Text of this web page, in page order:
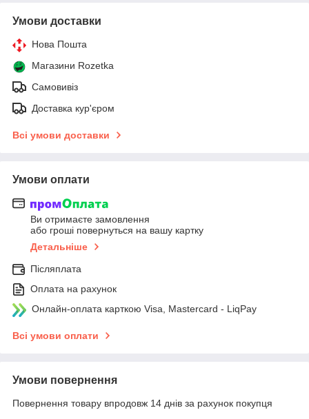
Умови доставки
Нова Пошта
Магазини Rozetka
Самовивіз
Доставка кур'єром
Всі умови доставки
Умови оплати
Ви отримаєте замовлення
або гроші повернуться на вашу картку
Детальніше
Післяплата
Оплата на рахунок
Онлайн-оплата карткою Visa, Mastercard - LiqPay
Всі умови оплати
Умови повернення
Повернення товару впродовж 14 днів за рахунок покупця